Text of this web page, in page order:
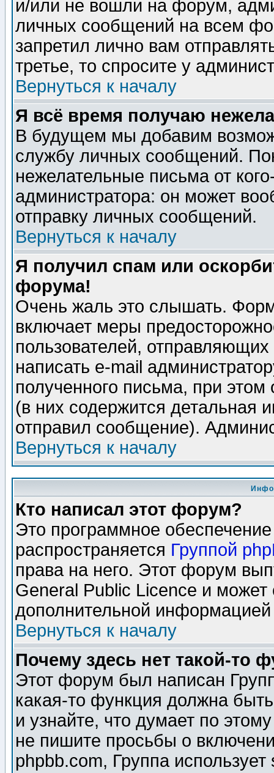
и/или не вошли на форум,
личных сообщений на всем
запретил лично вам
третье, то спросите у
Вернуться к началу
Я всё время получаю
В будущем мы добавим
службу личных сообщений.
нежелательные письма от
администратора: он может
отправку личных сообщений.
Вернуться к началу
Я получил спам или
форума!
Очень жаль это слышать.
включает меры
пользователей,
написать e-mail
полученного письма, при этом
(в них содержится детальная
отправил сообщение).
Вернуться к началу
Кто написал этот форум?
Это программное
распространяется Группой
права на него. Этот форум
General Public Licence и может
дополнительной
Вернуться к началу
Почему здесь нет такой-то
Этот форум был написан
какая-то функция должна
и узнайте, что думает по
не пишите просьбы о
phpbb.com, Группа